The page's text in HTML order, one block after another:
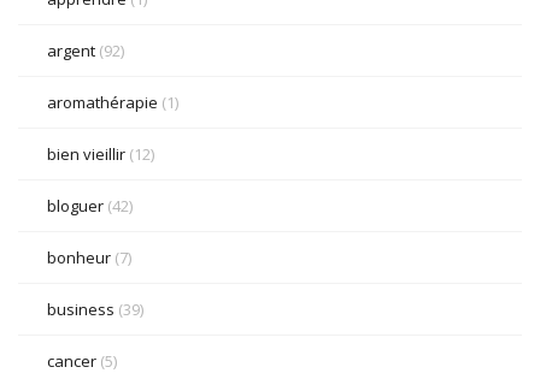
argent (92)
aromathérapie (1)
bien vieillir (12)
bloguer (42)
bonheur (7)
business (39)
cancer (5)